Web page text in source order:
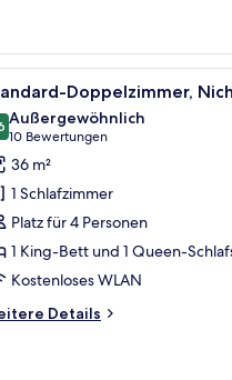
| Hochwertige Bettwaren,
7 Doppelzimmer,
von 10
Außergewöhnlich
10 Bewertungen
(10
Bewertungen)
36 m²
1 Schlafzimmer
Platz für 4 Personen
1 King-Bett und 1 Queen-
Kostenloses WLAN
Details